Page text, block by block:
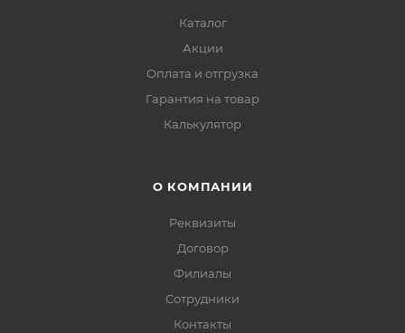
Каталог
Акции
Оплата и отгрузка
Гарантия на товар
Калькулятор
О КОМПАНИИ
Реквизиты
Договор
Филиалы
Сотрудники
Контакты